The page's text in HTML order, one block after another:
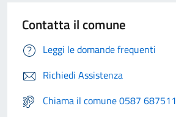
Contatta il comune
Leggi le domande frequenti
Richiedi Assistenza
Chiama il comune 0587 687511